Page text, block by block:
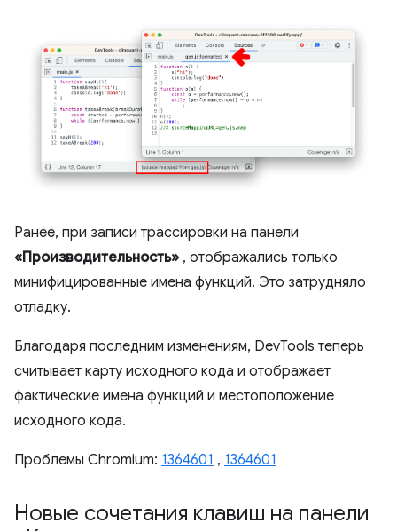
Ранее, при записи трассировки на панели
«Производительность» , отображались только
минифицированные имена функций. Это затрудняло
отладку.
Благодаря последним изменениям, DevTools теперь
считывает карту исходного кода и отображает
фактические имена функций и местоположение
исходного кода.
Проблемы Chromium: 1364601 , 1364601
Новые сочетания клавиш на панели